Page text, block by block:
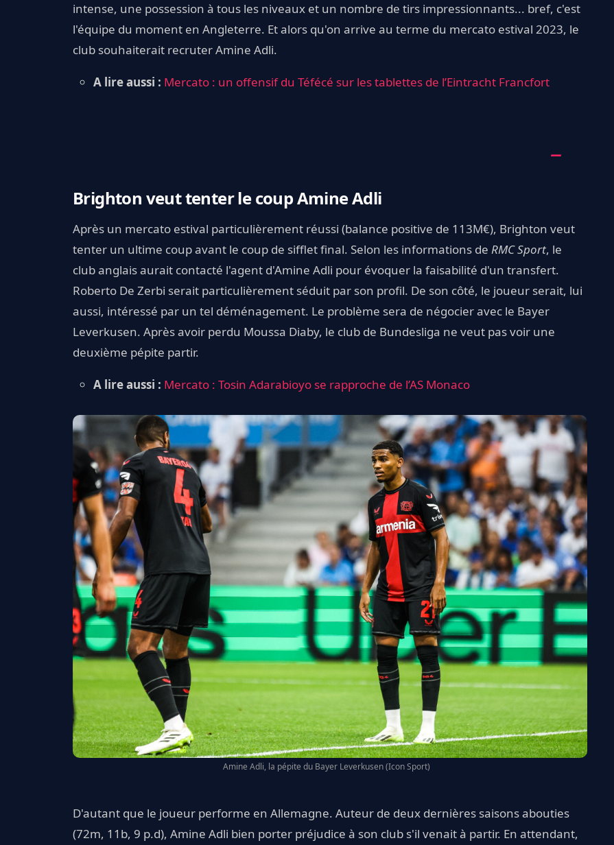
intense, une possession à tous les niveaux et un nombre de tirs impressionnants... bref, c'est
l'équipe du moment en Angleterre. Et alors qu'on arrive au terme du mercato estival 2023, le
club souhaiterait recruter Amine Adli.
A lire aussi : Mercato : un offensif du Téfécé sur les tablettes de l’Eintracht Francfort
Brighton veut tenter le coup Amine Adli
Après un mercato estival particulièrement réussi (balance positive de 113M€), Brighton veut
tenter un ultime coup avant le coup de sifflet final. Selon les informations de RMC Sport, le
club anglais aurait contacté l'agent d'Amine Adli pour évoquer la faisabilité d'un transfert.
Roberto De Zerbi serait particulièrement séduit par son profil. De son côté, le joueur serait, lui
aussi, intéressé par un tel déménagement. Le problème sera de négocier avec le Bayer
Leverkusen. Après avoir perdu Moussa Diaby, le club de Bundesliga ne veut pas voir une
deuxième pépite partir.
A lire aussi : Mercato : Tosin Adarabioyo se rapproche de l’AS Monaco
Amine Adli, la pépite du Bayer Leverkusen (Icon Sport)
D'autant que le joueur performe en Allemagne. Auteur de deux dernières saisons abouties
(72m, 11b, 9 p.d), Amine Adli bien porter préjudice à son club s'il venait à partir. En attendant,